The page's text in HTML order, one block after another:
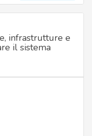
infrastrutture e
il sistema